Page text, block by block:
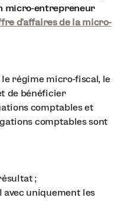
micro-entrepreneur
d’affaires de la micro-
le régime micro-fiscal, le
de bénéficier
comptables et
comptables sont
;
avec uniquement les